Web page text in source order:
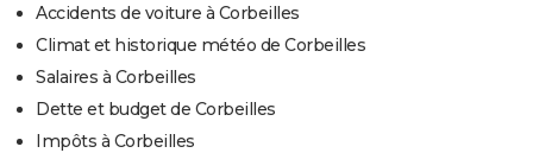
Accidents de voiture à Corbeilles
Climat et historique météo de Corbeilles
Salaires à Corbeilles
Dette et budget de Corbeilles
Impôts à Corbeilles